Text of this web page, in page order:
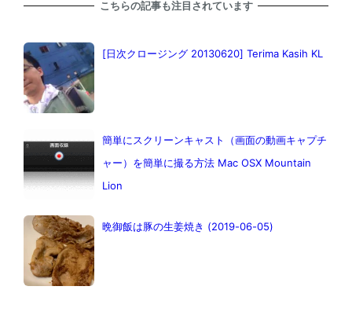
こちらの記事も注目されています
[日次クロージング 20130620] Terima Kasih KL
簡単にスクリーンキャスト（画面の動画キャプチ
ャー）を簡単に撮る方法 Mac OSX Mountain
Lion
晩御飯は豚の生姜焼き (2019-06-05)